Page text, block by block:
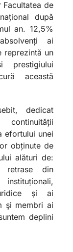
de
după
an. 12,5%
ai
reprezintă un
această
dedicat
efortului unei
obținute de
alături de:
retrase din
și ai
şi membri ai
deplini